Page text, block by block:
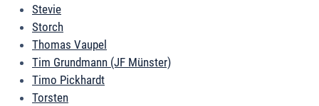
Stevie
Storch
Thomas Vaupel
Tim Grundmann (JF Münster)
Timo Pickhardt
Torsten